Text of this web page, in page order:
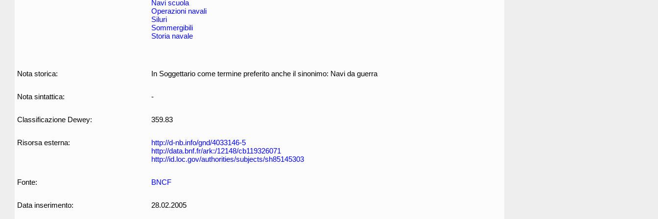
Navi scuola
Operazioni navali
Siluri
Sommergibili
Storia navale
Nota storica: In Soggettario come termine preferito anche il sinonimo: Navi da guerra
Nota sintattica: -
Classificazione Dewey: 359.83
Risorsa esterna:
http://d-nb.info/gnd/4033146-5
http://data.bnf.fr/ark:/12148/cb119326071
http://id.loc.gov/authorities/subjects/sh85145303
Fonte: BNCF
Data inserimento: 28.02.2005